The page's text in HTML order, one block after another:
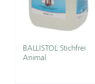
BALLISTOL Stichfrei
Animal